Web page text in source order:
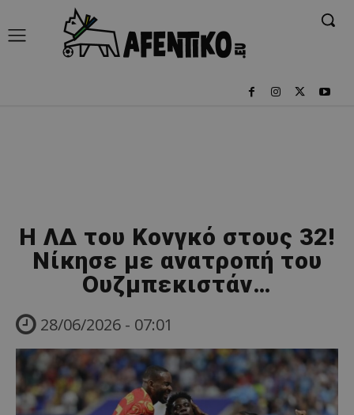
Η ΛΔ του Κονγκό στους 32!
Νίκησε με ανατροπή του
Ουζμπεκιστάν…
28/06/2026 - 07:01